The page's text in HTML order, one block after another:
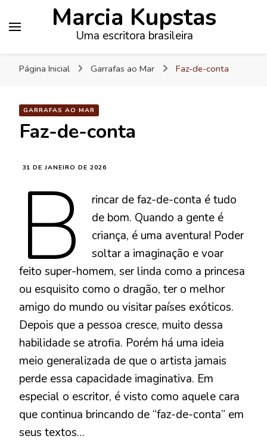
Marcia Kupstas
Uma escritora brasileira
Página Inicial Garrafas ao Mar Faz-de-conta
GARRAFAS AO MAR
Faz-de-conta
31 DE JANEIRO DE 2026
B
rincar de faz-de-conta é tudo
de bom. Quando a gente é
criança, é uma aventura! Poder
soltar a imaginação e voar
feito super-homem, ser linda como a princesa
ou esquisito como o dragão, ter o melhor
amigo do mundo ou visitar países exóticos.
Depois que a pessoa cresce, muito dessa
habilidade se atrofia. Porém há uma ideia
meio generalizada de que o artista jamais
perde essa capacidade imaginativa. Em
especial o escritor, é visto como aquele cara
que continua brincando de “faz-de-conta” em
seus textos…